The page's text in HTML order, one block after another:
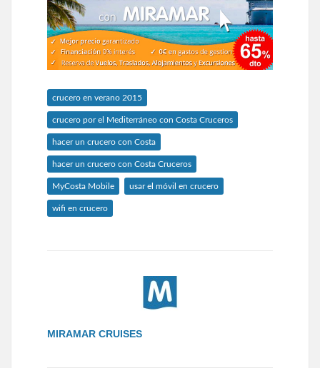
crucero en verano 2015
crucero por el Mediterráneo con Costa Cruceros
hacer un crucero con Costa
hacer un crucero con Costa Cruceros
MyCosta Mobile usar el móvil en crucero
wifi en crucero
MIRAMAR CRUISES